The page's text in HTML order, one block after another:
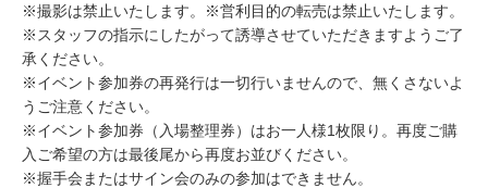
※撮影は禁止いたします。※営利目的の転売は禁止いたします。
※スタッフの指示にしたがって誘導させていただきますようご了
承ください。
※イベント参加券の再発行は一切行いませんので、無くさないよ
うご注意ください。
※イベント参加券（入場整理券）はお一人様1枚限り。再度ご購
入ご希望の方は最後尾から再度お並びください。
※握手会またはサイン会のみの参加はできません。